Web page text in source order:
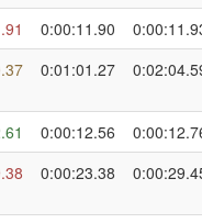
0:00:11.90
0:01:01.27
0:00:12.56
0:00:23.38